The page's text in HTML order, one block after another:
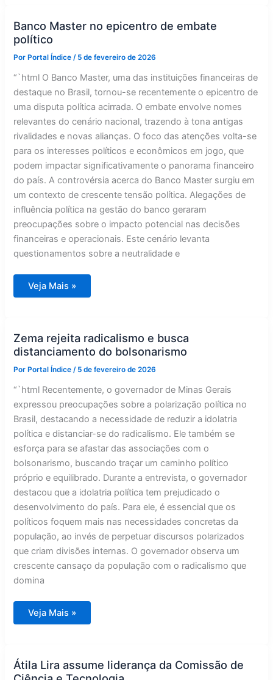
homenagem
a
Lula
Banco Master no epicentro de embate
político
Por Portal Índice/ 5 de fevereiro de 2026
“`html O Banco Master, uma das instituições financeiras de
destaque no Brasil, tornou-se recentemente o epicentro de
uma disputa política acirrada. O embate envolve nomes
relevantes do cenário nacional, trazendo à tona antigas
rivalidades e novas alianças. O foco das atenções volta-se
para os interesses políticos e econômicos em jogo, que
podem impactar significativamente o panorama financeiro
do país. A controvérsia acerca do Banco Master surgiu em
um contexto de crescente tensão política. Alegações de
influência política na gestão do banco geraram
preocupações sobre o impacto potencial nas decisões
financeiras e operacionais. Este cenário levanta
questionamentos sobre a neutralidade e
Banco
Master
político
Veja Mais »
Zema rejeita radicalismo e busca
distanciamento do bolsonarismo
Por Portal Índice/ 5 de fevereiro de 2026
“`html Recentemente, o governador de Minas Gerais
expressou preocupações sobre a polarização política no
Brasil, destacando a necessidade de reduzir a idolatria
política e distanciar-se do radicalismo. Ele também se
esforça para se afastar das associações com o
bolsonarismo, buscando traçar um caminho político
próprio e equilibrado. Durante a entrevista, o governador
destacou que a idolatria política tem prejudicado o
desenvolvimento do país. Para ele, é essencial que os
políticos foquem mais nas necessidades concretas da
população, ao invés de perpetuar discursos polarizados
que criam divisões internas. O governador observa um
crescente cansaço da população com o radicalismo que
domina
Zema
rejeita
do
bolsonarismo
Veja Mais »
Átila Lira assume liderança da Comissão de